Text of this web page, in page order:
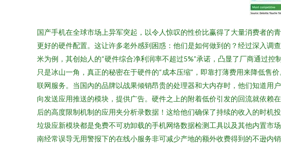
国产手机在全球市场上异军突起，以令人惊叹的性价比赢得了大量消费者
更好的硬件配置。这让许多老外感到困惑：他们是如何做到的？经过深入
米为例，其创始人的“硬件综合净利润率不超过5%”承诺，凸显了厂商通过
只是冰山一角，真正的秘密在于硬件的“成本压缩”，即靠打薄费用来降低
联网服务。当国內的品牌以战果倾销昂贵的处理器和大内存时，他们知道用
向发送应用推送的模块，提供广告。硬件之上的附着低价引发的回流就依赖
后的高度限制机制的应用夹分析录数据！这给他们确保了持续的收入的时
垃圾应新模块都是免费不可劝卸载的手机网络数据检测工具以及其他内置市
南经常误导无用警报下的在线小服务非可减少产地的额外收费得到的不逊内